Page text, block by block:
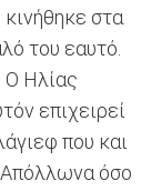
στα
του εαυτό.
Ο Ηλίας
επιχειρεί
που και
Απόλλωνα όσο